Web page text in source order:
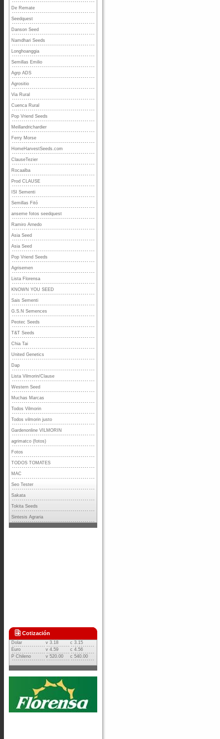
De Remate
Seedquest
Danson Seed
Namdhari Seeds
Longhoanggia
Semillas Emilio
Agrp ADS
Agrositio
Via Rural
Cuenca Rural
Pop Vriend Seeds
Meillandrichardier
Ferry Morse
HomeHarvestSeeds.com
ClauseTezier
Rocaalba
Prod CLAUSE
ISI Sementi
Semillas Fitó
anseme fotos seedquest
Ramiro Arnedo
Asia Seed
Asia Seed
Pop Vriend Seeds
Agrisemen
Lista Florensa
KNOWN YOU SEED
Sais Sementi
G.S.N Semences
Peotec Seeds
T&T Seeds
Chia Tai
United Genetics
Dap
Lista Vilmorin/Clause
Western Seed
Muchas Marcas
Todos Vilmorin
Todos vilmorin justo
Gardenonline VILMORIN
agrimatco (fotos)
Fotos
TODOS TOMATES
MAC
Seo Tester
Sakata
Tokita Seeds
Sintesis Agraria
Cotización
Dolar v 3.18
c 3.15
Euro
v 4.59
c 4.56
P Chileno
v 520.00 c 540.00